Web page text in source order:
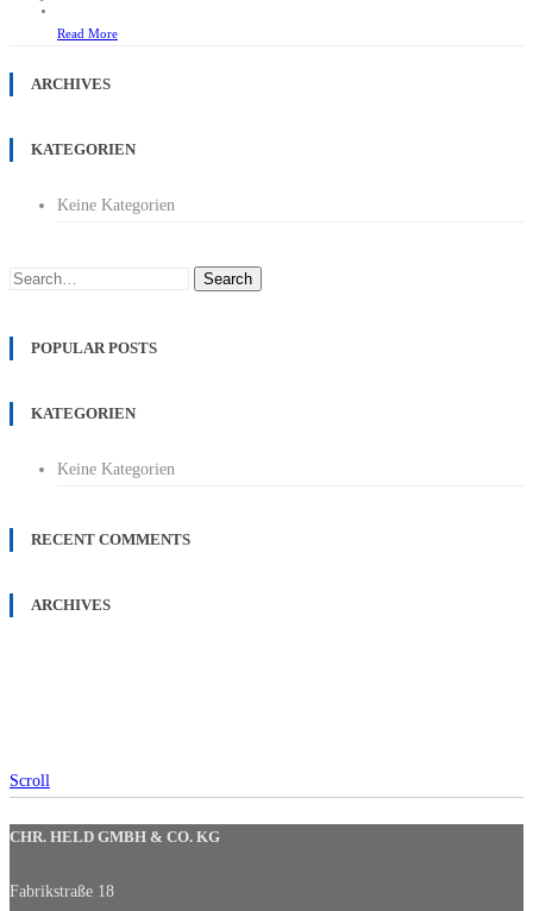
Read More
ARCHIVES
KATEGORIEN
Keine Kategorien
Search
POPULAR POSTS
KATEGORIEN
Keine Kategorien
RECENT COMMENTS
ARCHIVES
Scroll
CHR. HELD GMBH & CO. KG
Fabrikstraße 18